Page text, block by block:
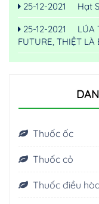
25-12-2021
Hạt
25-12-2021
LÚA
FUTURE, THIỆT LÀ
Thuốc ốc
Thuốc cỏ
Thuốc điều